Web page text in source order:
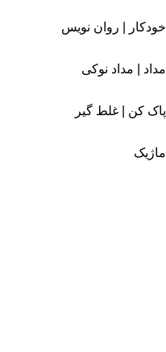
خودکار | روان نویس
مداد | مداد نوکی
پاک کن | غلط گیر
ماژیک